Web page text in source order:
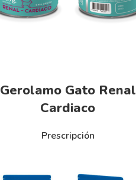
Gerolamo Gato Renal
Cardiaco
Prescripción